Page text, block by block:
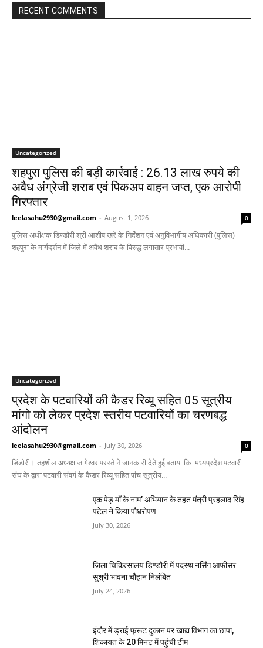
RECENT COMMENTS
Uncategorized
शहपुरा पुलिस की बड़ी कार्रवाई : 26.13 लाख रुपये की
अवैध अंग्रेजी शराब एवं पिकअप वाहन जप्त, एक आरोपी
गिरफ्तार
leelasahu2930@gmail.com - August 1, 2026 0
पुलिस अधीक्षक डिण्डौरी श्री आशीष खरे के निर्देशन एवं अनुविभागीय अधिकारी (पुलिस)
शहपुरा के मार्गदर्शन में जिले में अवैध शराब के विरुद्ध लगातार प्रभावी...
Uncategorized
प्रदेश के पटवारियों की कैडर रिव्यू सहित 05 सूत्रीय
मांगो को लेकर प्रदेश स्तरीय पटवारियों का चरणबद्ध
आंदोलन
leelasahu2930@gmail.com - July 30, 2026 0
डिंडोरी। तहशील अध्यक्ष जागेश्वर परस्ते ने जानकारी देते हुई बताया कि मध्यप्रदेश पटवारी
संघ के द्वारा पटवारी संवर्ग के कैडर रिव्यू सहित पांच सूत्रीय...
एक पेड़ माँ के नाम’ अभियान के तहत मंत्री प्रहलाद सिंह
पटेल ने किया पौधरोपण
July 30, 2026
जिला चिकित्सालय डिण्डौरी में पदस्थ नर्सिंग आफीसर
सुश्री भावना चौहान निलंबित
July 24, 2026
इंदौर में ड्राई फ्रूट दुकान पर खाद्य विभाग का छापा,
शिकायत के 20 मिनट में पहुंची टीम